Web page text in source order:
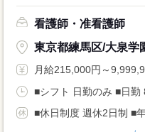
看護師・准看護師
東京都練馬区/大泉学
月給215,000円～
■シフト 日勤のみ ■日勤
■休日制度 週休2日制 ■